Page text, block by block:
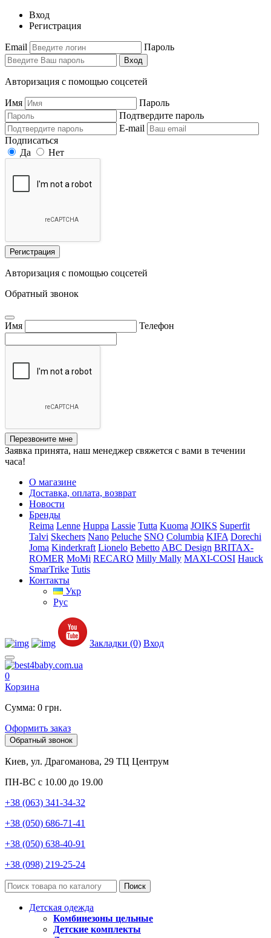
Вход
Регистрация
Email Пароль
Вход
Авторизация с помощью соцсетей
Имя
Пароль
Подтвердите пароль
E-mail
Подписаться
Да
Нет
Регистрация
Авторизация с помощью соцсетей
Обратный звонок
Имя Телефон
Перезвоните мне
Заявка принята, наш менеджер свяжется с вами в течении
часа!
О магазине
Доставка, оплата, возврат
Новости
Бренды
Reima Lenne Huppa Lassie Tutta Kuoma JOIKS Superfit
Talvi Skechers Nano Peluche SNO Columbia KIFA Dorechi
Joma Kinderkraft Lionelo Bebetto ABC Design BRITAX-
ROMER MoMi RECARO Milly Mally MAXI-COSI Hauck
SmarTrike Tutis
Контакты
Укр
Рус
Закладки (0) Вход
0
Корзина
Сумма: 0 грн.
Оформить заказ
Обратный звонок
Киев, ул. Драгоманова, 29 ТЦ Центрум
ПН-ВС с 10.00 до 19.00
+38 (063) 341-34-32
+38 (050) 686-71-41
+38 (050) 638-40-91
+38 (098) 219-25-24
Поиск
Детская одежда
Комбинезоны цельные
Детские комплекты